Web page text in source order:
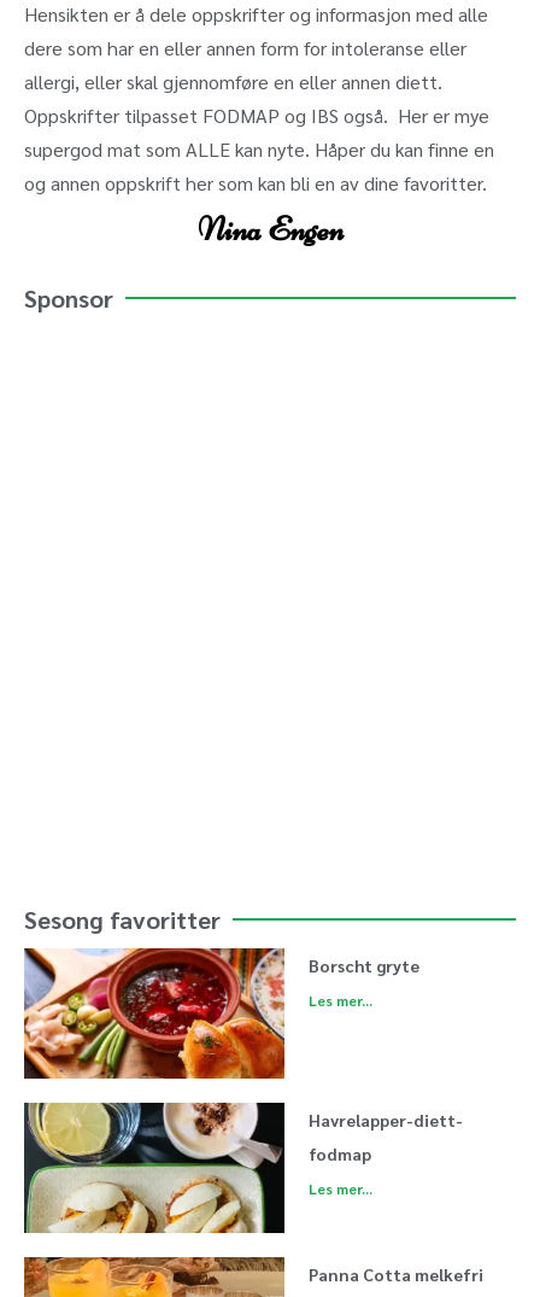
Hensikten er å dele oppskrifter og informasjon med alle
dere som har en eller annen form for intoleranse eller
allergi, eller skal gjennomføre en eller annen diett.
Oppskrifter tilpasset FODMAP og IBS også. Her er mye
supergod mat som ALLE kan nyte. Håper du kan finne en
og annen oppskrift her som kan bli en av dine favoritter.
Nina Engen
Sponsor
Sesong favoritter
Borscht gryte
Les mer...
Havrelapper-diett-
fodmap
Les mer...
Panna Cotta melkefri